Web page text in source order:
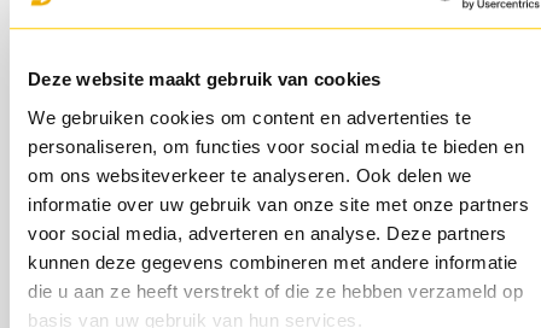
Deze website maakt gebruik van cookies
We gebruiken cookies om content en advertenties te
personaliseren, om functies voor social media te bieden en
om ons websiteverkeer te analyseren. Ook delen we
informatie over uw gebruik van onze site met onze partners
voor social media, adverteren en analyse. Deze partners
kunnen deze gegevens combineren met andere informatie
die u aan ze heeft verstrekt of die ze hebben verzameld op
basis van uw gebruik van hun services.
Wat zijn de verwachtingen?
De INGverwacht dat de Nederlandse economie dit jaar
zal groeien. Dat betekent niet dat we weer volledig op
zijn pootjes terecht komen, maar het ziet er wel beter uit
dan eerst verwacht werd.
De verschillen per sector
Laten we beginnen met het goede nieuws: sectoren als